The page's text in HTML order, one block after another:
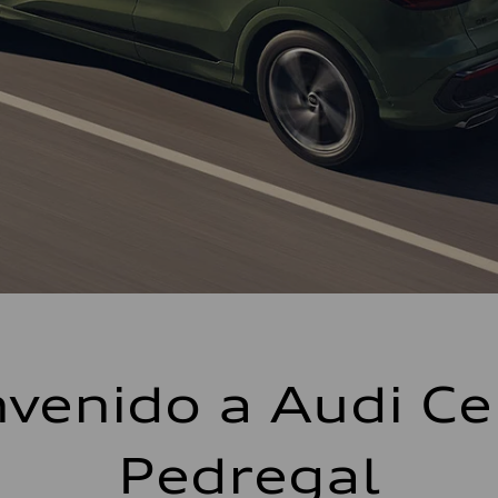
a Audi
Pedregal